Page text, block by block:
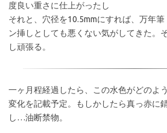
度良い重さに仕上がったし
それと、穴径を10.5mmにすれば、万年
ン挿しとしても悪くない気がしてきた。
し頑張る。
一ヶ月程経過したら、この水色がどのよ
変化を記載予定。もしかしたら真っ赤に
し…油断禁物。